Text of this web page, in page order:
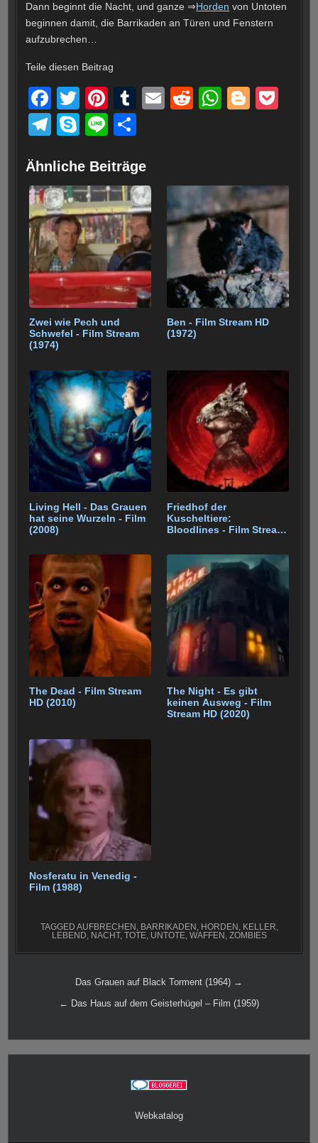
Dann beginnt die Nacht, und ganze ⇒Horden von Untoten
beginnen damit, die Barrikaden an Türen und Fenstern
aufzubrechen…
Teile diesen Beitrag
F
a
c
e
b
o
o
k
T
wi
tt
er
Pi
nt
er
e
st
T
bl
r
E
R
t
W
A
p
p
Bl
er
T
e
gr
a
m
S
p
e
Li
e
e
n
Ähnliche Beiträge
Zwei wie Pech und
Schwefel - Film Stream
(1974)
Ben - Film Stream HD
(1972)
Living Hell - Das Grauen
hat seine Wurzeln - Film
(2008)
Friedhof der
Kuscheltiere:
Bloodlines - Film Stream
The Dead - Film Stream
HD (2010)
The Night - Es gibt
keinen Ausweg - Film
Stream HD (2020)
Nosferatu in Venedig -
Film (1988)
TAGGED AUFBRECHEN , BARRIKADEN , HORDEN , KELLER,
LEBEND, NACHT, TOTE, UNTOTE, WAFFEN , ZOMBIES
Beitragsnavigation
Das Grauen auf Black Torment (1964) →
← Das Haus auf dem Geisterhügel – Film (1959)
Webkatalog